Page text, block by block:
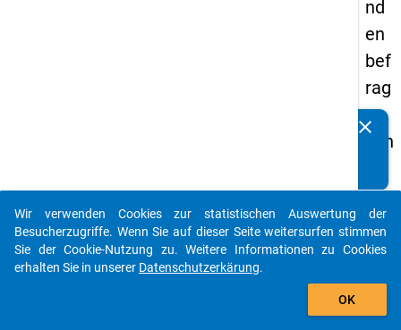
nd
en
bef
rag
un
g in
uts
chl
an
clear
auto_stories
add_shopping_cart
Wir verwenden Cookies zur statistischen Auswertung der
Besucherzugriffe. Wenn Sie auf dieser Seite weitersurfen stimmen
Sie der Cookie-Nutzung zu. Weitere Informationen zu Cookies
erhalten Sie in unserer Datenschutzerkärung.
OK